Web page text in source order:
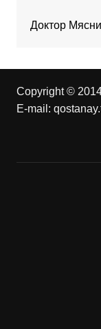
Доктор
Copyright ©
E-mail: